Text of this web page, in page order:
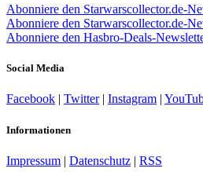
Abonniere den Starwarscollector.de-
Abonniere den Starwarscollector.de-
Abonniere den Hasbro-Deals-
Social Media
Facebook Twitter| Instagram
Informationen
Impressum | Datenschutz | RSS